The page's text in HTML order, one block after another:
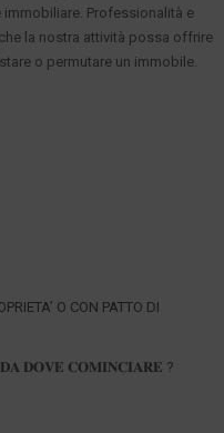
Professionalità e
la nostra attività possa offrire
o permutare un immobile.
O CON PATTO DI
𝐃𝐎𝐕𝐄 𝐂𝐎𝐌𝐈𝐍𝐂𝐈𝐀𝐑𝐄 ?